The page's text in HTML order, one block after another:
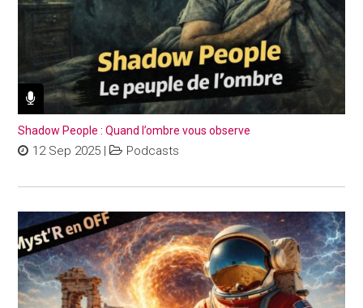
Shadow People : Quand l’ombre vous observe
12 Sep 2025 | Podcasts